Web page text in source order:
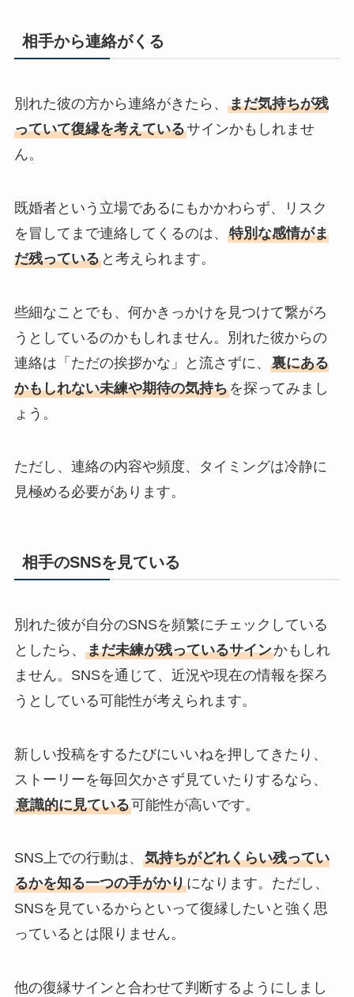
相手から連絡がくる
別れた彼の方から連絡がきたら、 まだ気持ちが残
っていて復縁を考えているサインかもしれませ
ん。
既婚者という立場であるにもかかわらず、リスク
を冒してまで連絡してくるのは、 特別な感情がま
だ残っていると考えられます。
些細なことでも、何かきっかけを見つけて繋がろ
うとしているのかもしれません。別れた彼からの
連絡は「ただの挨拶かな」と流さずに、 裏にある
かもしれない未練や期待の気持ちを探ってみまし
ょう。
ただし、連絡の内容や頻度、タイミングは冷静に
見極める必要があります。
相手のSNSを見ている
別れた彼が自分のSNSを頻繁にチェックしている
としたら、 まだ未練が残っているサインかもしれ
ません。SNSを通じて、近況や現在の情報を探ろ
うとしている可能性が考えられます。
新しい投稿をするたびにいいねを押してきたり、
ストーリーを毎回欠かさず見ていたりするなら、
意識的に見ている可能性が高いです。
SNS上での行動は、 気持ちがどれくらい残ってい
るかを知る一つの手がかりになります。ただし、
SNSを見ているからといって復縁したいと強く思
っているとは限りません。
他の復縁サインと合わせて判断するようにしまし